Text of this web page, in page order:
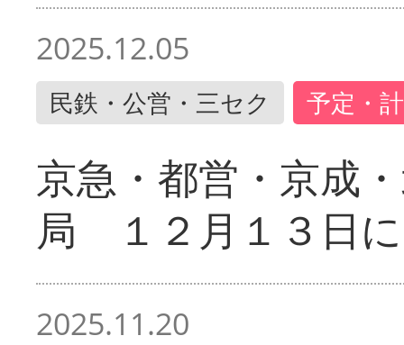
2025.12.05
民鉄・公営・三セク 予定・
京急・都営・京成
局 １２月１３日
2025.11.20